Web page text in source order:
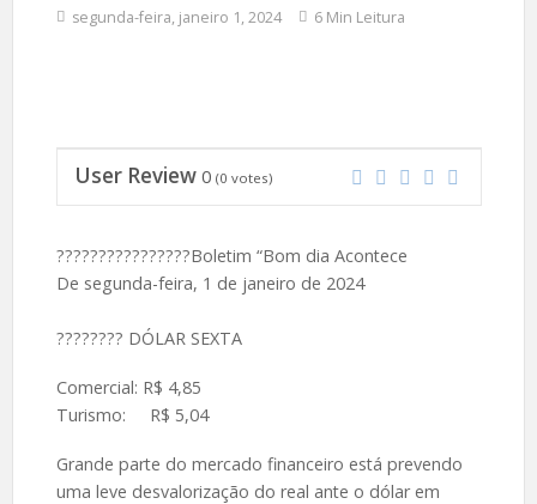
segunda-feira, janeiro 1, 2024 6 Min Leitura
User Review 0 (0 votes)
????????????????Boletim “Bom dia Acontece
De segunda-feira, 1 de janeiro de 2024
????️???? DÓLAR SEXTA
Comercial: R$ 4,85
Turismo: R$ 5,04
Grande parte do mercado financeiro está prevendo
uma leve desvalorização do real ante o dólar em